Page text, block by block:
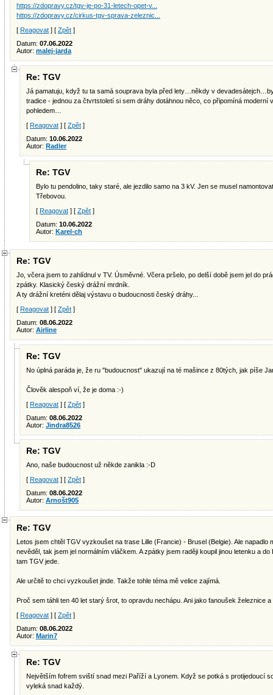
https://zdopravy.cz/tgv-je-po-31-letech-opet-v...
https://zdopravy.cz/cirkus-tgv-sprava-zeleznic...
[ Reagovat ] [ Zpět ]
Datum: 07.06.2022
Autor: malej-jarda
Re: TGV
Já pamatuju, když tu ta samá souprava byla před lety…někdy v
tradice - jednou za čtvrtstoletí si sem dráhy dotáhnou něco, co připomíná moderní
pohledem…
[ Reagovat ] [ Zpět ]
Datum: 10.06.2022
Autor: Radler
Re: TGV
Bylo tu pendolino, taky staré, ale jezdilo samo na 3 kV. Jen se musel
Třebovou.
[ Reagovat ] [ Zpět ]
Datum: 10.06.2022
Autor: Karel-ch
Re: TGV
Jo, včera jsem to zahlídnul v TV. Úsměvné. Včera pršelo, po delší době jsem jel do
zpátky. Klasický český drážní mrdník.
A ty drážní kreténi dělaj výstavu o budoucnosti český dráhy...
[ Reagovat ] [ Zpět ]
Datum: 08.06.2022
Autor: Airline
Re: TGV
No úplná paráda je, že ru "budoucnost" ukazují na té mašince z 80tých, jak píše
Člověk alespoň ví, že je doma :-)
[ Reagovat ] [ Zpět ]
Datum: 08.06.2022
Autor: Jindra8526
Re: TGV
Ano, naše budoucnost už někde zanikla :-D
[ Reagovat ] [ Zpět ]
Datum: 08.06.2022
Autor: Arnošt905
Re: TGV
Letos jsem chtěl TGV vyzkoušet na trase Lille (Francie) - Brusel (Belgie). Ale napadlo
nevěděl, tak jsem jel normálním vláčkem. A zpátky jsem raději koupil jinou letenku a
tam TGV jede.
Ale určitě to chci vyzkoušet jinde. Takže tohle téma mě velice zajímá.
Proč sem táhli ten 40 let starý šrot, to opravdu nechápu. Ani jako fanoušek železnice
[ Reagovat ] [ Zpět ]
Datum: 08.06.2022
Autor: Marin7
Re: TGV
Největším fofrem sviští snad mezi Paříží a Lyonem. Když se potká s protijedoucí
vyleká snad každý.